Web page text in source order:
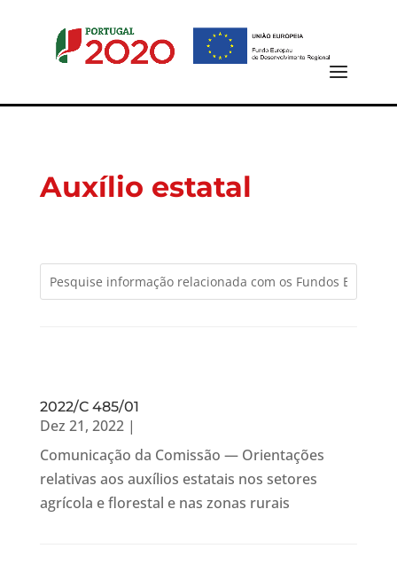
Auxílio estatal
2022/C 485/01
Dez 21, 2022|
Comunicação da Comissão — Orientações
relativas aos auxílios estatais nos setores
agrícola e florestal e nas zonas rurais